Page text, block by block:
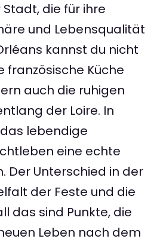
die für ihre
und Lebensqualität
kannst du nicht
französische Küche
auch die ruhigen
der Loire. In
lebendige
eine echte
Der Unterschied in der
der Feste und die
das sind Punkte, die
Leben nach dem